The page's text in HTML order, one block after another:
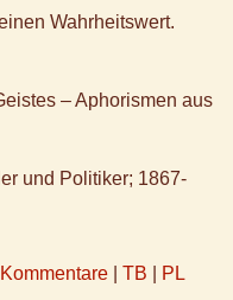
Wahrheitswert.
– Aphorismen aus
und Politiker; 1867-
Kommentare TB PL